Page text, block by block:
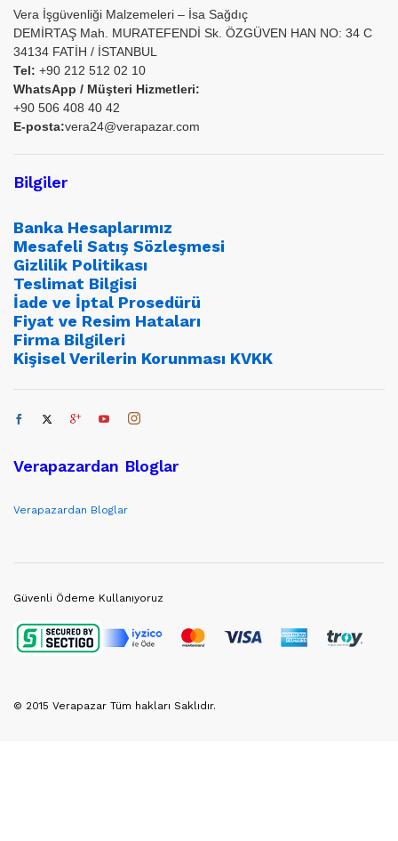
Vera İşgüvenliği Malzemeleri – İsa Sağdıç
DEMİRTAŞ Mah. MURATEFENDİ Sk. ÖZGÜVEN HAN NO: 34 C
34134 FATİH / İSTANBUL
Tel: +90 212 512 02 10
WhatsApp / Müşteri Hizmetleri:
+90 506 408 40 42
E-posta:vera24@verapazar.com
Bilgiler
Banka Hesaplarımız
Mesafeli Satış Sözleşmesi
Gizlilik Politikası
Teslimat Bilgisi
İade ve İptal Prosedürü
Fiyat ve Resim Hataları
Firma Bilgileri
Kişisel Verilerin Korunması KVKK
Verapazardan Bloglar
Verapazardan Bloglar
© 2015 Verapazar Tüm hakları Saklıdır.
Güvenli Ödeme Kullanıyoruz